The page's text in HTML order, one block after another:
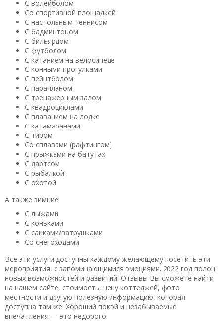
С волейболом
Со спортивной площадкой
С настольным теннисом
С бадминтоном
С бильярдом
С футболом
С катанием на велосипеде
С конными прогулками
С пейнтболом
С парапланом
С тренажерным залом
С квадроциклами
С плаванием на лодке
С катамаранами
С тиром
Со сплавами (рафтингом)
С прыжками на батутах
С дартсом
С рыбалкой
С охотой
А также зимние:
С лыжами
С коньками
С санками/ватрушками
Со снегоходами
Все эти услуги доступны каждому желающему посетить эти
мероприятия, с запоминающимися эмоциями. 2022 год полон
новых возможностей и развитий. Отзывы Вы сможете найти
на нашем сайте, стоимость, цену коттеджей, фото
местности и другую полезную информацию, которая
доступна там же. Хороший покой и незабываемые
впечатления — это недорого!